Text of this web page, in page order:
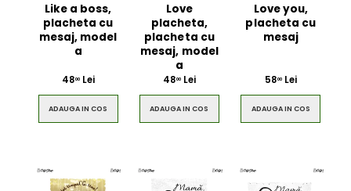
Like a boss,
placheta cu
mesaj, model
a
4800Lei
ADAUGA IN COS
Love
placheta,
placheta cu
mesaj, model
a
4800Lei
ADAUGA IN COS
Love you,
placheta cu
mesaj
5800Lei
ADAUGA IN COS